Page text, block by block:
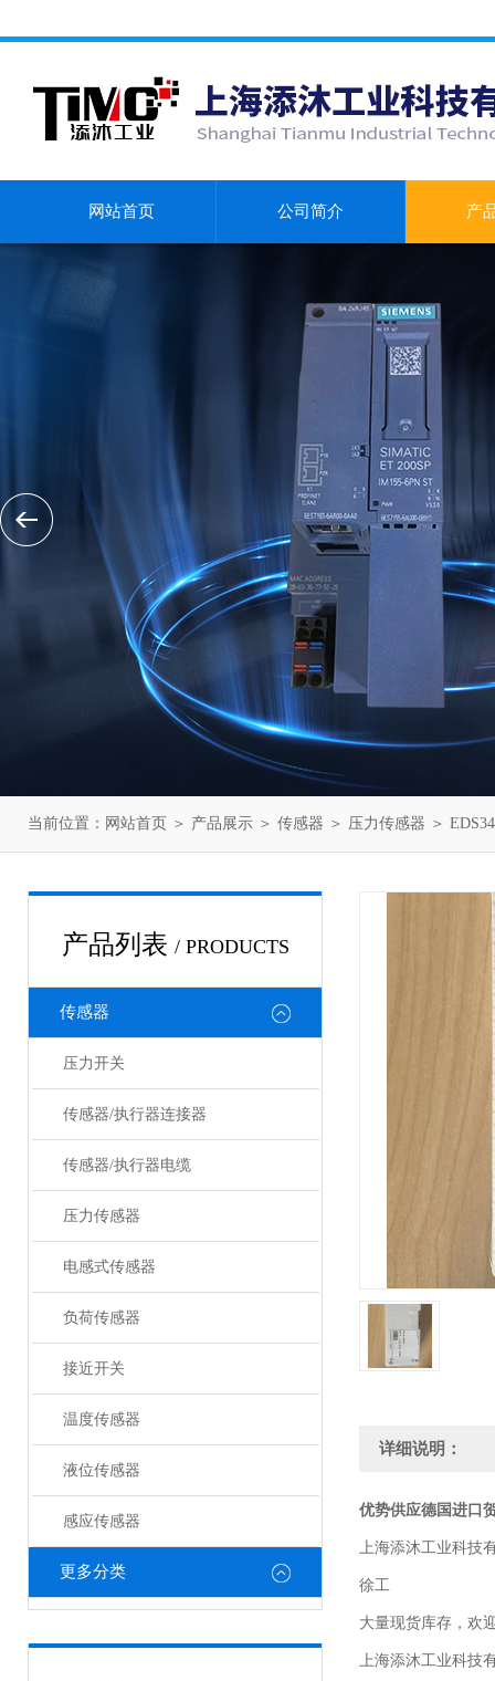
网站首页 公司简介 产
当前位置： 网站首页 ＞ 产品展示 ＞ 传感器 ＞ 压力传感器 ＞
产品列表 / PRODUCTS
传感器
压力开关
传感器/执行器连接器
传感器/执行器电缆
压力传感器
电感式传感器
负荷传感器
接近开关
温度传感器
液位传感器
感应传感器
更多分类
详细说明：
优势供应德国进口
上海添沐工业科技
徐工
大量现货库存，欢
上海添沐工业科技